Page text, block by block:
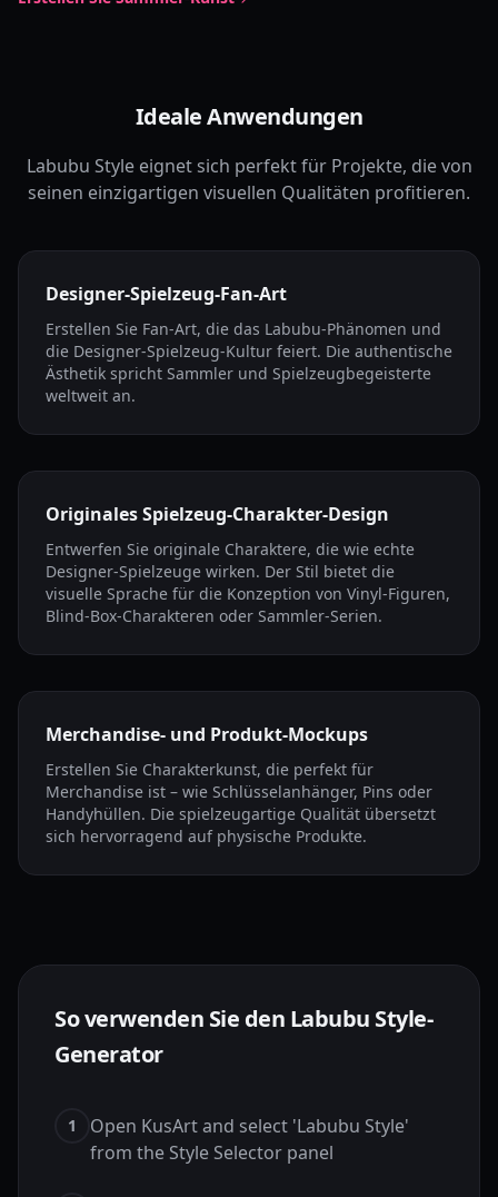
Ideale Anwendungen
Labubu Style eignet sich perfekt für Projekte, die von
seinen einzigartigen visuellen Qualitäten profitieren.
Designer-Spielzeug-Fan-Art
Erstellen Sie Fan-Art, die das Labubu-Phänomen und
die Designer-Spielzeug-Kultur feiert. Die authentische
Ästhetik spricht Sammler und Spielzeugbegeisterte
weltweit an.
Originales Spielzeug-Charakter-Design
Entwerfen Sie originale Charaktere, die wie echte
Designer-Spielzeuge wirken. Der Stil bietet die
visuelle Sprache für die Konzeption von Vinyl-Figuren,
Blind-Box-Charakteren oder Sammler-Serien.
Merchandise- und Produkt-Mockups
Erstellen Sie Charakterkunst, die perfekt für
Merchandise ist – wie Schlüsselanhänger, Pins oder
Handyhüllen. Die spielzeugartige Qualität übersetzt
sich hervorragend auf physische Produkte.
So verwenden Sie den Labubu Style-
Generator
1
Open KusArt and select 'Labubu Style'
from the Style Selector panel